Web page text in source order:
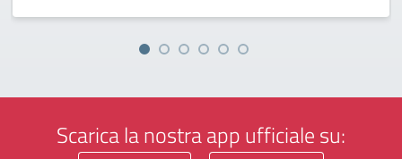
Scarica la nostra app ufficiale su: